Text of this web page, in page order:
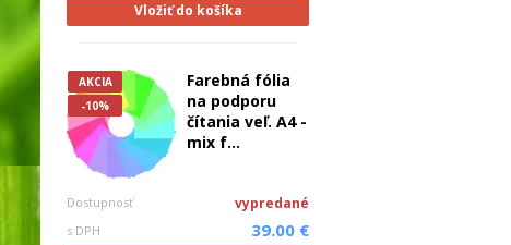
Vložiť do košíka
AKCIA
-10%
Farebná fólia
na podporu
čítania veľ. A4 -
mix f...
Dostupnosť vypredané
s DPH 39.00 €